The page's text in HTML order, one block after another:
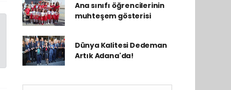
Ana sınıfı öğrencilerinin
muhteşem gösterisi
Dünya Kalitesi Dedeman
Artık Adana'da!